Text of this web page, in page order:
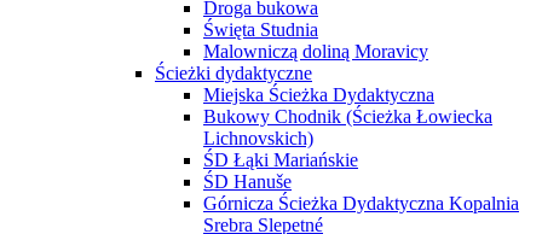
Droga bukowa
Święta Studnia
Malowniczą doliną Moravicy
Ścieżki dydaktyczne
Miejska Ścieżka Dydaktyczna
Bukowy Chodnik (Ścieżka Łowiecka
Lichnovskich)
ŚD Łąki Mariańskie
ŚD Hanuše
Górnicza Ścieżka Dydaktyczna Kopalnia
Srebra Slepetné